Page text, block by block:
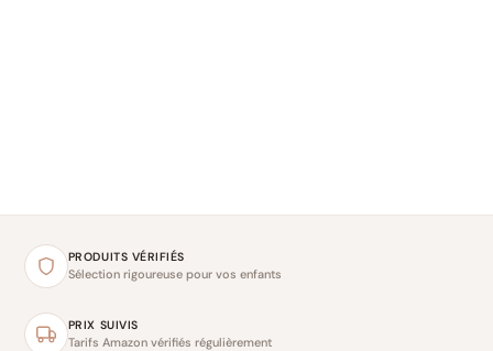
PRODUITS VÉRIFIÉS
Sélection rigoureuse pour vos enfants
PRIX SUIVIS
Tarifs Amazon vérifiés régulièrement